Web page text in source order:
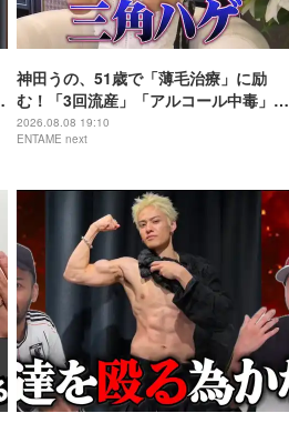
神田うの、51歳で「薄毛治療」に励
む！「3回流産」「アルコール中毒」自
身の過去を赤裸々告白
2026.08.08 19:10
ENTAME next